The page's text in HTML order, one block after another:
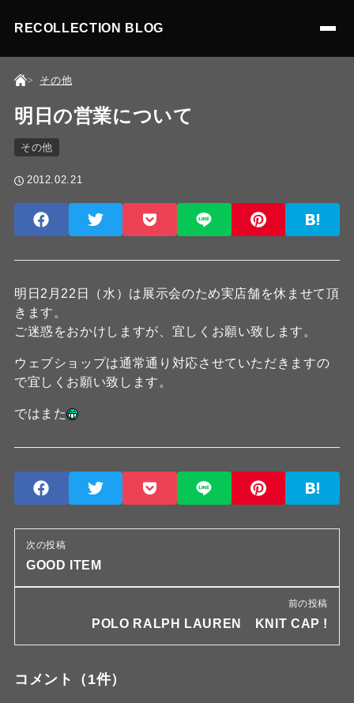
RECOLLECTION BLOG
その他
明日の営業について
その他
2012.02.21
明日2月22日（水）は展示会のため実店舗を休ませて頂
きます。
ご迷惑をおかけしますが、宜しくお願い致します。
ウェブショップは通常通り対応させていただきますの
で宜しくお願い致します。
ではまた
次の投稿
GOOD ITEM
前の投稿
POLO RALPH LAUREN KNIT CAP !
コメント （1件）